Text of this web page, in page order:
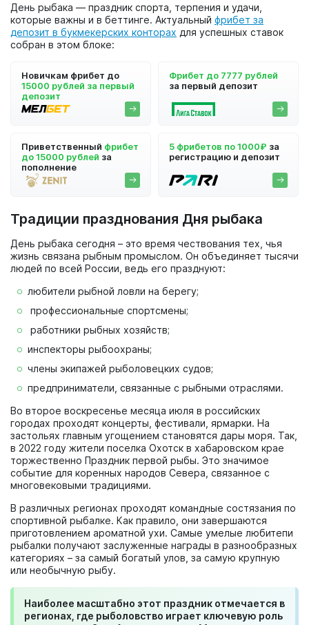
День рыбака — праздник спорта, терпения и удачи,
которые важны и в беттинге. Актуальный фрибет за
депозит в букмекерских конторах для успешных ставок
собран в этом блоке:
Новичкам фрибет до
15000 рублей за первый
депозит
Фрибет до 7777 рублей
за первый депозит
Приветственный фрибет
до 15000 рублей за
пополнение
5 фрибетов по 1000₽ за
регистрацию и депозит
Традиции празднования Дня рыбака
День рыбака сегодня – это время чествования тех, чья
жизнь связана рыбным промыслом. Он объединяет тысячи
людей по всей России, ведь его празднуют:
любители рыбной ловли на берегу;
профессиональные спортсмены;
работники рыбных хозяйств;
инспекторы рыбоохраны;
члены экипажей рыболовецких судов;
предприниматели, связанные с рыбными отраслями.
Во второе воскресенье месяца июля в российских
городах проходят концерты, фестивали, ярмарки. На
застольях главным угощением становятся дары моря. Так,
в 2022 году жители поселка Охотск в хабаровском крае
торжественно Праздник первой рыбы. Это значимое
событие для коренных народов Севера, связанное с
многовековыми традициями.
В различных регионах проходят командные состязания по
спортивной рыбалке. Как правило, они завершаются
приготовлением ароматной ухи. Самые умелые любитепи
рыбалки получают заслуженные награды в разнообразных
категориях – за самый богатый улов, за самую крупную
или необычную рыбу.
Наиболее масштабно этот праздник отмечается в
регионах, где рыболовство играет ключевую роль